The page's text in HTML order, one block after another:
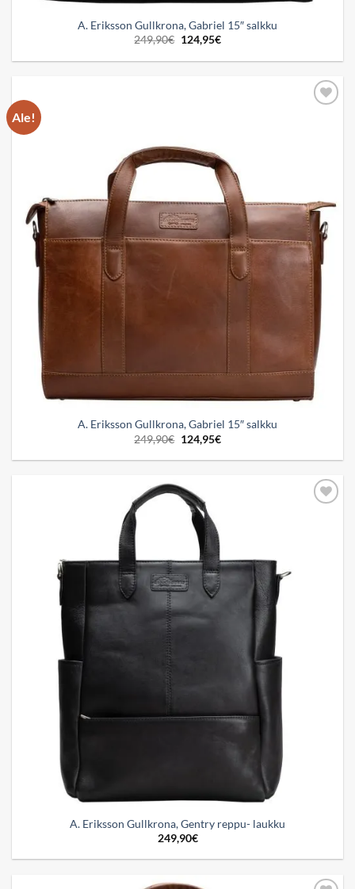
A. Eriksson Gullkrona, Gabriel 15″ salkku
249,90€ Alkuperäinen
hinta
oli:
124,95€Nykyinen
on:
Ale!
A. Eriksson Gullkrona, Gabriel 15″ salkku
249,90€ Alkuperäinen
hinta
oli:
124,95€Nykyinen
on:
A. Eriksson Gullkrona, Gentry reppu- laukku
249,90€